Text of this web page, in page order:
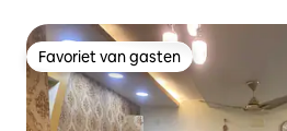
Favoriet van gasten
Favoriet van gasten